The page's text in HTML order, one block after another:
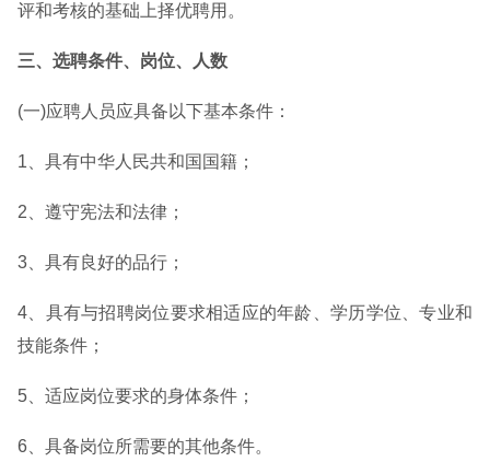
评和考核的基础上择优聘用。
三、选聘条件、岗位、人数
(一)应聘人员应具备以下基本条件：
1、具有中华人民共和国国籍；
2、遵守宪法和法律；
3、具有良好的品行；
4、具有与招聘岗位要求相适应的年龄、学历学位、专业和
技能条件；
5、适应岗位要求的身体条件；
6、具备岗位所需要的其他条件。